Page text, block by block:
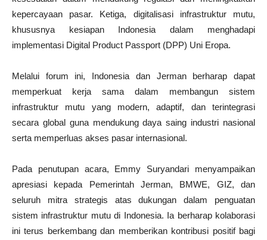
kepercayaan pasar. Ketiga, digitalisasi infrastruktur mutu,
khususnya kesiapan Indonesia dalam menghadapi
implementasi Digital Product Passport (DPP) Uni Eropa.
Melalui forum ini, Indonesia dan Jerman berharap dapat
memperkuat kerja sama dalam membangun sistem
infrastruktur mutu yang modern, adaptif, dan terintegrasi
secara global guna mendukung daya saing industri nasional
serta memperluas akses pasar internasional.
Pada penutupan acara, Emmy Suryandari menyampaikan
apresiasi kepada Pemerintah Jerman, BMWE, GIZ, dan
seluruh mitra strategis atas dukungan dalam penguatan
sistem infrastruktur mutu di Indonesia. Ia berharap kolaborasi
ini terus berkembang dan memberikan kontribusi positif bagi